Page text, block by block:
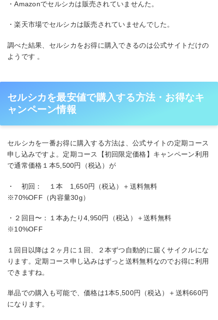
・Amazonでセルシカは販売されていませんた。
・楽天市場でセルシカは販売されていませんでした。
調べた結果、セルシカをお得に購入できるのは公式サイトだけの
ようです 。
セルシカを最安値で購入する方法・お得なキ
ャンペーン情報
セルシカを一番お得に購入する方法は、公式サイトの定期コース
申し込みですよ。定期コース【初回限定価格】キャンペーン利用
で通常価格１本5,500円（税込）が
・ 初回： １本 1,650円（税込）＋送料無料
※70%OFF（内容量30g）
・２回目〜：１本あたり4,950円（税込）＋送料無料
※10%OFF
１回目以降は２ヶ月に１回、２本ずつ自動的に届くサイクルにな
ります。定期コース申し込みはずっと送料無料なのでお得に利用
できますね。
単品での購入も可能で、価格は1本5,500円（税込）＋送料660円
になります。